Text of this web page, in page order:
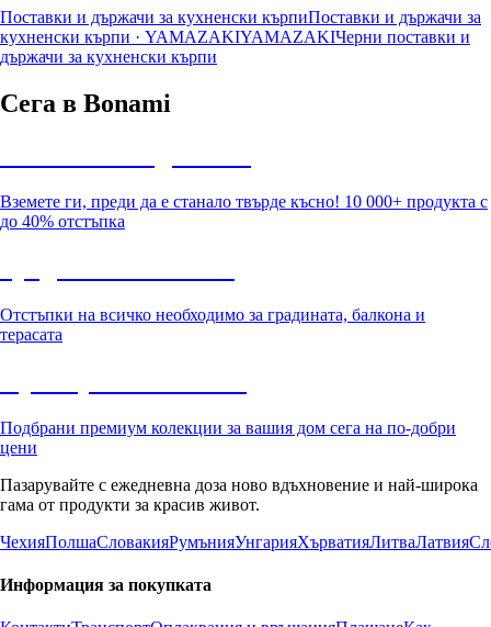
Поставки и държачи за кухненски кърпиПоставки и държачи за
кухненски кърпи · YAMAZAKIYAMAZAKIЧерни поставки и
държачи за кухненски кърпи
Сега в Bonami
Вземете ги, преди да е станало твърде късно! 10 000+ продукта с
до 40% отстъпка
Отстъпки на всичко необходимо за градината, балкона и
терасата
Подбрани премиум колекции за вашия дом сега на по-добри
цени
Пазарувайте с ежедневна доза ново вдъхновение и най-широка
гама от продукти за красив живот.
ЧехияПолшаСловакияРумънияУнгарияХърватияЛитваЛатвия
Информация за покупката